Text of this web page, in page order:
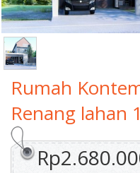
Rumah
Renang lahan